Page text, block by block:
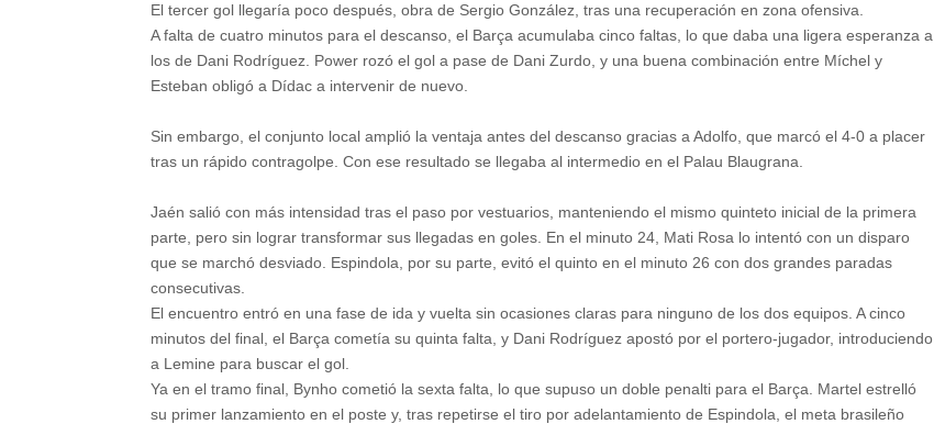
El tercer gol llegaría poco después, obra de Sergio González, tras una recuperación en zona ofensiva.
A falta de cuatro minutos para el descanso, el Barça acumulaba cinco faltas, lo que daba una ligera esperanza a
los de Dani Rodríguez. Power rozó el gol a pase de Dani Zurdo, y una buena combinación entre Míchel y
Esteban obligó a Dídac a intervenir de nuevo.
Sin embargo, el conjunto local amplió la ventaja antes del descanso gracias a Adolfo, que marcó el 4-0 a placer
tras un rápido contragolpe. Con ese resultado se llegaba al intermedio en el Palau Blaugrana.
Jaén salió con más intensidad tras el paso por vestuarios, manteniendo el mismo quinteto inicial de la primera
parte, pero sin lograr transformar sus llegadas en goles. En el minuto 24, Mati Rosa lo intentó con un disparo
que se marchó desviado. Espindola, por su parte, evitó el quinto en el minuto 26 con dos grandes paradas
consecutivas.
El encuentro entró en una fase de ida y vuelta sin ocasiones claras para ninguno de los dos equipos. A cinco
minutos del final, el Barça cometía su quinta falta, y Dani Rodríguez apostó por el portero-jugador, introduciendo
a Lemine para buscar el gol.
Ya en el tramo final, Bynho cometió la sexta falta, lo que supuso un doble penalti para el Barça. Martel estrelló
su primer lanzamiento en el poste y, tras repetirse el tiro por adelantamiento de Espindola, el meta brasileño